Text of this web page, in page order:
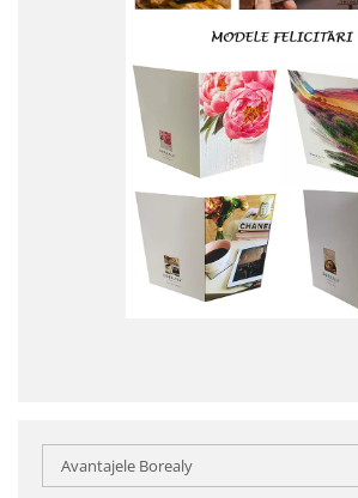
Avantajele Borealy